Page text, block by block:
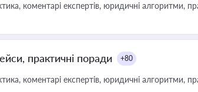
коментарі експертів, юридичні алгоритми,
практичні поради +80
коментарі експертів, юридичні алгоритми,